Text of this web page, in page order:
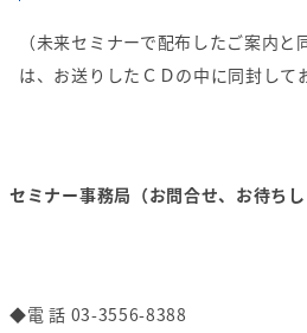
（未来セミナーで配布したご案内
は、お送りしたＣＤの中に同封して
セミナー事務局（お問合せ、お待ちし
◆電 話 03-3556-8388